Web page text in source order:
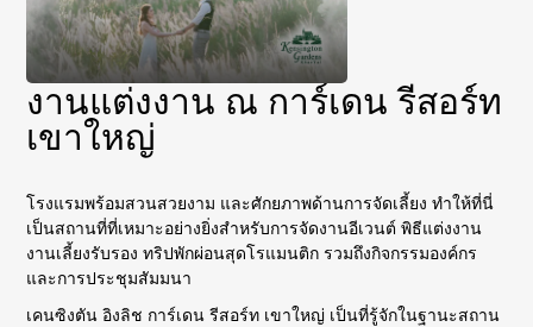
งานแต่งงาน ณ การ์เดน รีสอร์ท
เขาใหญ่
โรงแรมพร้อมสวนสวยงาม และศักยภาพด้านการจัดเลี้ยง ทำให้ที่นี่
เป็นสถานที่ที่เหมาะอย่างยิ่งสำหรับการจัดงานอีเวนต์ พิธีแต่งงาน
งานเลี้ยงรับรอง ทริปพักผ่อนสุดโรแมนติก รวมถึงกิจกรรมองค์กร
และการประชุมสัมมนา
เคนซิงตัน อิงลิช การ์เดน รีสอร์ท เขาใหญ่ เป็นที่รู้จักในฐานะสถาน